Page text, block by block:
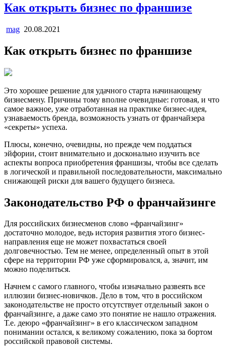
Как открыть бизнес по франшизе
mag 20.08.2021
Как открыть бизнес по франшизе
Это хорошее решение для удачного старта начинающему
бизнесмену. Причины тому вполне очевидные: готовая, и что
самое важное, уже отработанная на практике бизнес-идея,
узнаваемость бренда, возможность узнать от франчайзера
«секреты» успеха.
Плюсы, конечно, очевидны, но прежде чем поддаться
эйфории, стоит внимательно и досконально изучить все
аспекты вопроса приобретения франшизы, чтобы все сделать
в логической и правильной последовательности, максимально
снижающей риски для вашего будущего бизнеса.
Законодательство РФ о франчайзинге
Для российских бизнесменов слово «франчайзинг»
достаточно молодое, ведь история развития этого бизнес-
направления еще не может похвастаться своей
долговечностью. Тем не менее, определенный опыт в этой
сфере на территории РФ уже сформировался, а, значит, им
можно поделиться.
Начнем с самого главного, чтобы изначально развеять все
иллюзии бизнес-новичков. Дело в том, что в российском
законодательстве не просто отсутствует отдельный закон о
франчайзинге, а даже само это понятие не нашло отражения.
Т.е. деюро «франчайзинг» в его классическом западном
понимании остался, к великому сожалению, пока за бортом
российской правовой системы.